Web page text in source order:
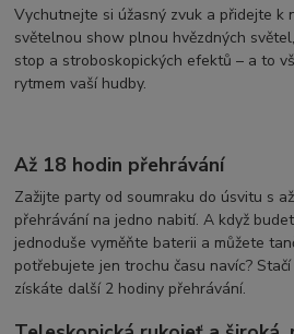
Vychutnejte si úžasný zvuk a přidejte k
světelnou show plnou hvězdných
stop a stroboskopických efektů – a to
rytmem vaší hudby.
Až 18 hodin přehrávání
Zažijte party od soumraku do úsvitu s
přehrávání na jedno nabití. A když
jednoduše vyměňte baterii a můžete
potřebujete jen trochu času navíc?
získáte další 2 hodiny přehrávání.